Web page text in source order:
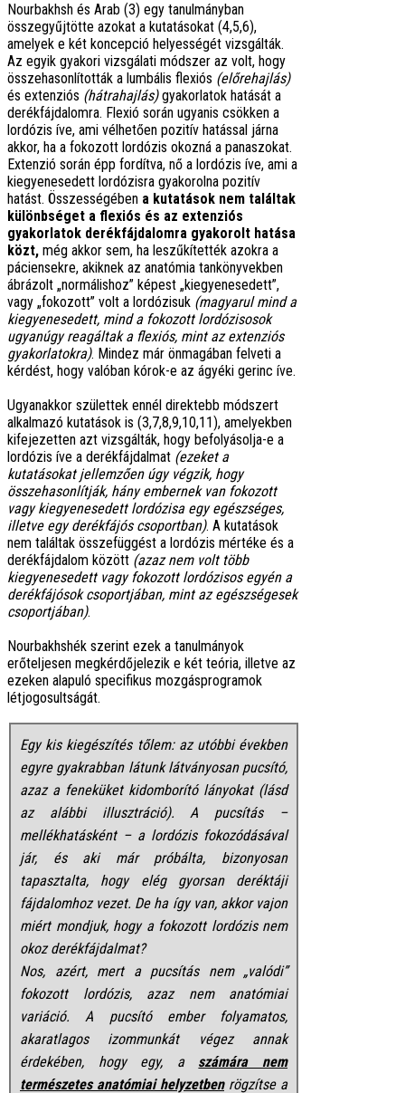
Nourbakhsh és Arab (3) egy tanulmányban
összegyűjtötte azokat a kutatásokat (4,5,6),
amelyek e két koncepció helyességét vizsgálták.
Az egyik gyakori vizsgálati módszer az volt, hogy
összehasonlították a lumbális flexiós (előrehajlás)
és extenziós (hátrahajlás)gyakorlatok hatását a
derékfájdalomra. Flexió során ugyanis csökken a
lordózis íve, ami vélhetően pozitív hatással járna
akkor, ha a fokozott lordózis okozná a panaszokat.
Extenzió során épp fordítva, nő a lordózis íve, ami a
kiegyenesedett lordózisra gyakorolna pozitív
hatást. Összességében a kutatások nem találtak
különbséget a flexiós és az extenziós
gyakorlatok derékfájdalomra gyakorolt hatása
közt, még akkor sem, ha leszűkítették azokra a
páciensekre, akiknek az anatómia tankönyvekben
ábrázolt „normálishoz” képest „kiegyenesedett”,
vagy „fokozott” volt a lordózisuk (magyarul mind a
kiegyenesedett, mind a fokozott lordózisosok
ugyanúgy reagáltak a flexiós, mint az extenziós
gyakorlatokra). Mindez már önmagában felveti a
kérdést, hogy valóban kórok-e az ágyéki gerinc íve.
Ugyanakkor születtek ennél direktebb módszert
alkalmazó kutatások is (3,7,8,9,10,11), amelyekben
kifejezetten azt vizsgálták, hogy befolyásolja-e a
lordózis íve a derékfájdalmat (ezeket a
kutatásokat jellemzően úgy végzik, hogy
összehasonlítják, hány embernek van fokozott
vagy kiegyenesedett lordózisa egy egészséges,
illetve egy derékfájós csoportban). A kutatások
nem találtak összefüggést a lordózis mértéke és a
derékfájdalom között (azaz nem volt több
kiegyenesedett vagy fokozott lordózisos egyén a
derékfájósok csoportjában, mint az egészségesek
csoportjában).
Nourbakhshék szerint ezek a tanulmányok
erőteljesen megkérdőjelezik e két teória, illetve az
ezeken alapuló specifikus mozgásprogramok
létjogosultságát.
Egy kis kiegészítés tőlem: az utóbbi években
egyre gyakrabban látunk látványosan pucsító,
azaz a feneküket kidomborító lányokat (lásd
az alábbi illusztráció). A pucsítás –
mellékhatásként – a lordózis fokozódásával
jár, és aki már próbálta, bizonyosan
tapasztalta, hogy elég gyorsan deréktáji
fájdalomhoz vezet. De ha így van, akkor vajon
miért mondjuk, hogy a fokozott lordózis nem
okoz derékfájdalmat?
Nos, azért, mert a pucsítás nem „valódi”
fokozott lordózis, azaz nem anatómiai
variáció. A pucsító ember folyamatos,
akaratlagos izommunkát végez annak
érdekében, hogy egy, a számára nem
természetes anatómiai helyzetbenrögzítse a